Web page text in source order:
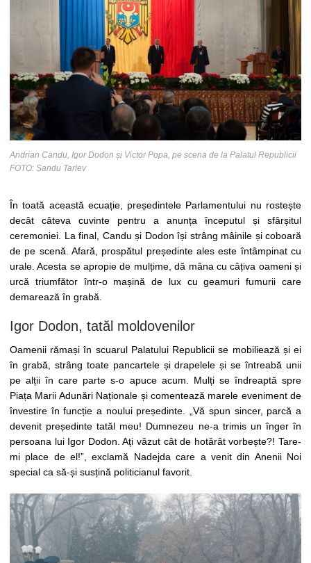
Andrian Candu, Igor Dodon și Victor Popa, pe scena de la Palatul Republicii
FOTO: Sandu Tarlev
În toată această ecuație, președintele Parlamentului nu rostește
decât câteva cuvinte pentru a anunța începutul și sfârșitul
ceremoniei. La final, Candu și Dodon își strâng mâinile și coboară
de pe scenă. Afară, prospătul președinte ales este întâmpinat cu
urale. Acesta se apropie de mulțime, dă mâna cu câțiva oameni și
urcă triumfător într-o mașină de lux cu geamuri fumurii care
demarează în grabă.
Igor Dodon, tatăl moldovenilor
Oamenii rămași în scuarul Palatului Republicii se mobiliează și ei
în grabă, strâng toate pancartele și drapelele și se întreabă unii
pe alții în care parte s-o apuce acum. Mulți se îndreaptă spre
Piața Marii Adunări Naționale și comentează marele eveniment de
învestire în funcție a noului președinte. „Vă spun sincer, parcă a
devenit președinte tatăl meu! Dumnezeu ne-a trimis un înger în
persoana lui Igor Dodon. Ați văzut cât de hotărât vorbește?! Tare-
mi place de el!”, exclamă Nadejda care a venit din Anenii Noi
special ca să-și susțină politicianul favorit.